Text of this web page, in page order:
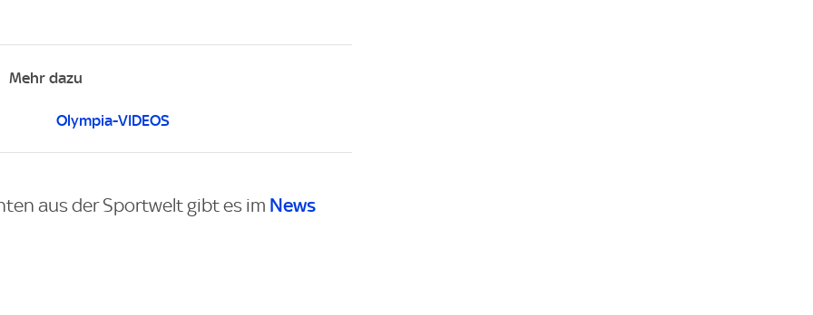
Mehr dazu
Olympia-VIDEOS
aus der Sportwelt gibt es im News